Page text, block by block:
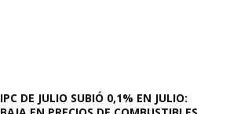
IPC DE JULIO SUBIÓ 0,1% EN JULIO: